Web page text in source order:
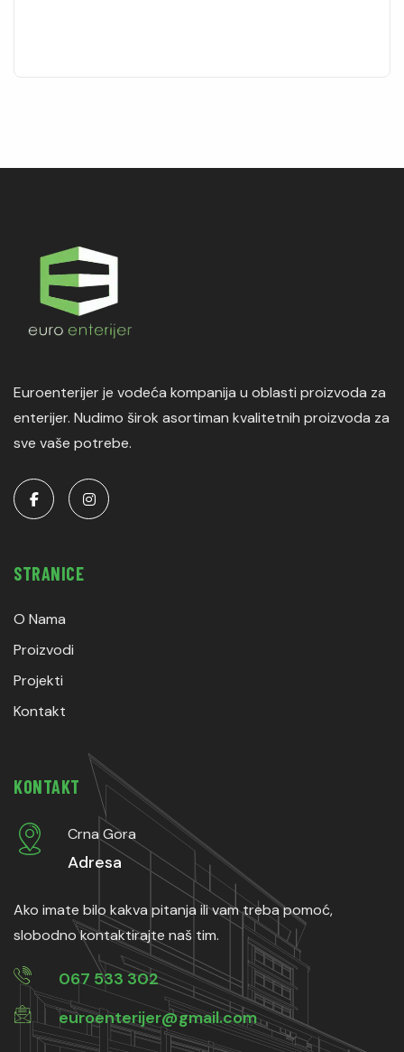
Euroenterijer je vodeća kompanija u oblasti proizvoda za
enterijer. Nudimo širok asortiman kvalitetnih proizvoda za
sve vaše potrebe.
STRANICE
O Nama
Proizvodi
Projekti
Kontakt
KONTAKT
Crna Gora
Adresa
Ako imate bilo kakva pitanja ili vam treba pomoć,
slobodno kontaktirajte naš tim.
067 533 302
euroenterijer@gmail.com